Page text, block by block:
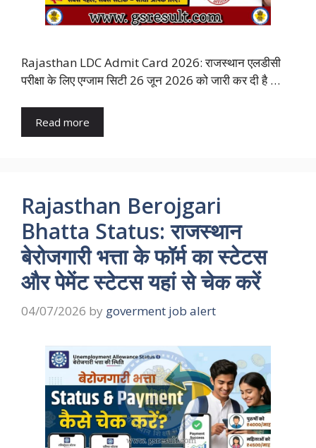
Rajasthan LDC Admit Card 2026: राजस्थान एलडीसी
परीक्षा के लिए एग्जाम सिटी 26 जून 2026 को जारी कर दी है …
Read more
Rajasthan Berojgari
Bhatta Status: राजस्थान
बेरोजगारी भत्ता के फॉर्म का स्टेटस
और पेमेंट स्टेटस यहां से चेक करें
04/07/2026 by goverment job alert